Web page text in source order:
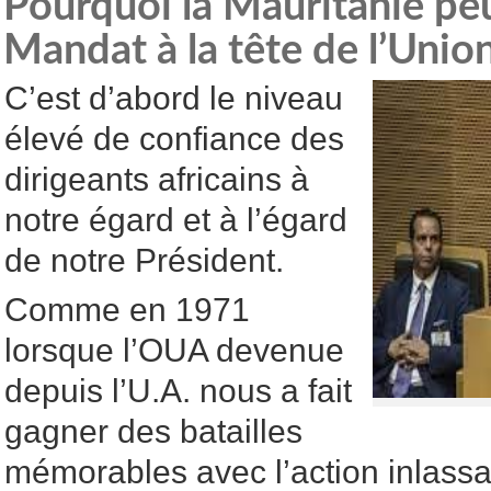
Mandat à la tête de
C’est d’abord le niveau
élevé de confiance des
dirigeants africains à
notre égard et à l’égard
de notre Président.
Comme en 1971
lorsque l’OUA devenue
depuis l’U.A. nous a fait
gagner des batailles
mémorables avec l’action